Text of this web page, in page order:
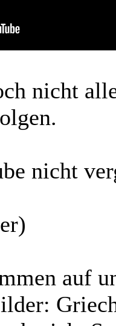
nicht
nicht
auf